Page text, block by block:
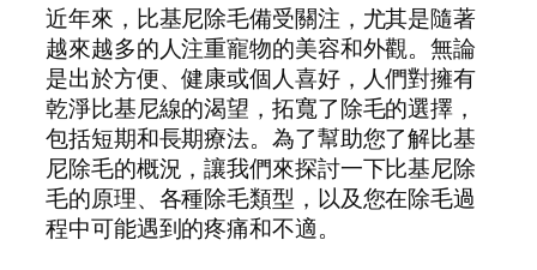
近年來，比基尼除毛備受關注，尤其是隨著
越來越多的人注重寵物的美容和外觀。無論
是出於方便、健康或個人喜好，人們對擁有
乾淨比基尼線的渴望，拓寬了除毛的選擇，
包括短期和長期療法。為了幫助您了解比基
尼除毛的概況，讓我們來探討一下比基尼除
毛的原理、各種除毛類型，以及您在除毛過
程中可能遇到的疼痛和不適。